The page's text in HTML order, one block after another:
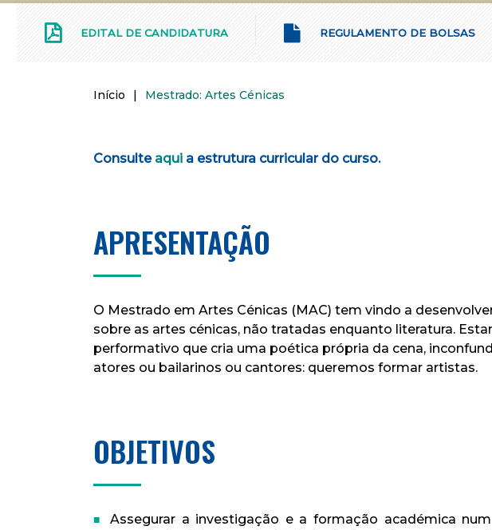
REGULAMENTO DE BOLSAS
EDITAL DE CANDIDATURA
Início | Mestrado: Artes Cénicas
Consulte aqui a estrutura curricular do curso.
APRESENTAÇÃO
O Mestrado em Artes Cénicas (MAC) tem vindo a
sobre as artes cénicas, não tratadas enquanto literatura.
performativo que cria uma poética própria da cena,
atores ou bailarinos ou cantores: queremos formar artistas.
OBJETIVOS
Assegurar a investigação e a formação académica